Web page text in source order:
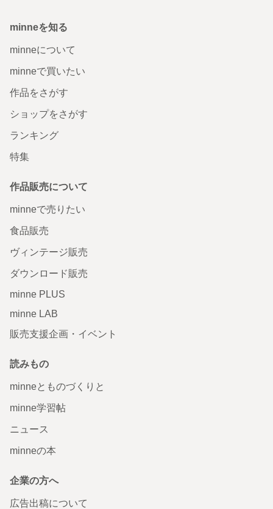
minneを知る
minneについて
minneで買いたい
作品をさがす
ショップをさがす
ランキング
特集
作品販売について
minneで売りたい
食品販売
ヴィンテージ販売
ダウンロード販売
minne PLUS
minne LAB
販売支援企画・イベント
読みもの
minneとものづくりと
minne学習帖
ニュース
minneの本
企業の方へ
広告出稿について